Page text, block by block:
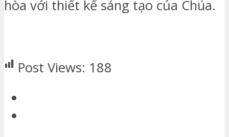
hòa với thiết kế sáng tạo của Chúa.
Post Views: 188